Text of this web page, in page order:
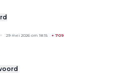
29 mei 2026 om 18:15 + 709